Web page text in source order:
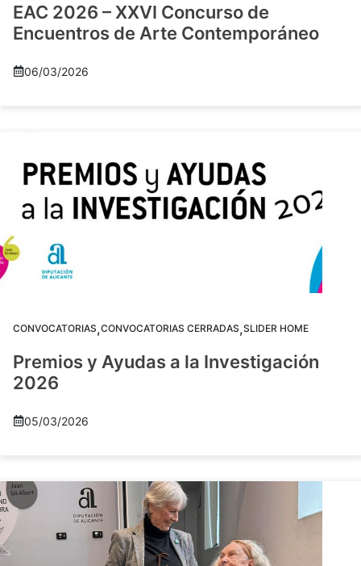
EAC 2026 – XXVI Concurso de
Encuentros de Arte Contemporáneo
06/03/2026
CONVOCATORIAS,CONVOCATORIAS CERRADAS,SLIDER HOME
Premios y Ayudas a la Investigación
2026
05/03/2026